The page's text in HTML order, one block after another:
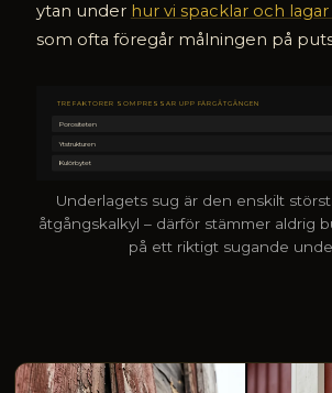
ytan under hur vi spacklar och
som ofta föregår målningen på
TRE FAKTORER SOM PRESSAR UPP FÄRGÅTGÅNGEN
Porositeten
Ytstrukturen
Kulörbytet
Underlagets sug är den enskilt
åtgångskalkyl – därför stämmer aldrig
på ett riktigt sugande